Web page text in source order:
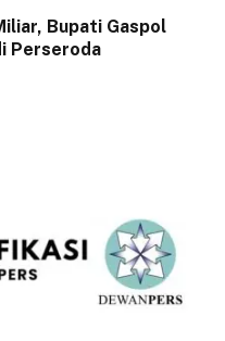
Bupati Gaspol
Perseroda